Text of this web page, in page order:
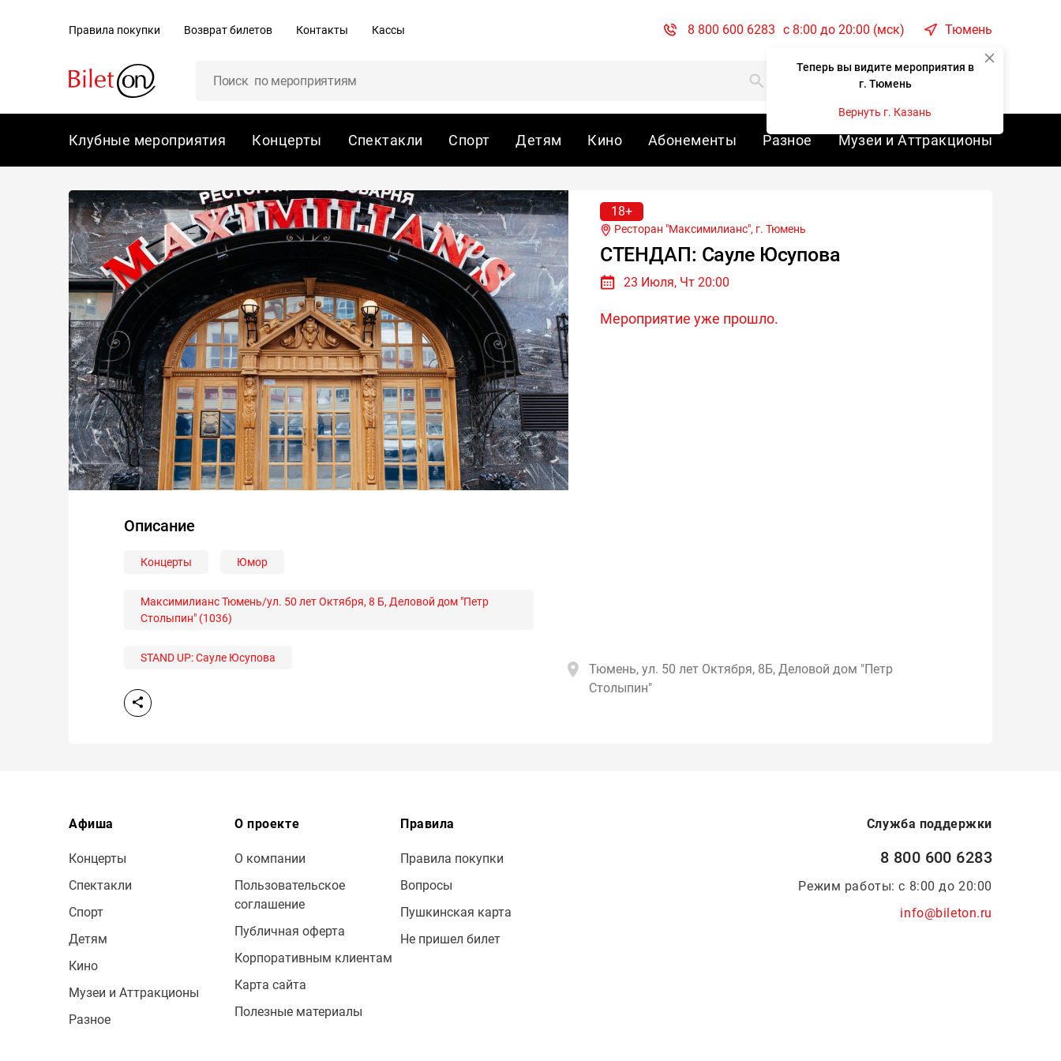
Правила покупки Возврат билетов Контакты Кассы 8 800 600 6283 c 8:00 до 20:00 (мск) Тюмень
Теперь вы видите мероприятия в
г. Тюмень
Вернуть г. Казань
Корзина
Клубные мероприятия Концерты Спектакли Спорт Детям Кино Абонементы Разное Музеи и Аттракционы
18+
Ресторан "Максимилианс", г. Тюмень
СТЕНДАП: Сауле Юсупова
23 Июля, Чт 20:00
Мероприятие уже прошло.
Описание
Концерты Юмор
Максимилианс Тюмень/ул. 50 лет Октября, 8 Б, Деловой дом "Петр
Столыпин" (1036)
STAND UP: Сауле Юсупова
Тюмень, ул. 50 лет Октября, 8Б, Деловой дом "Петр
Столыпин"
Афиша
Концерты
Спектакли
Спорт
Детям
Кино
Музеи и Аттракционы
Разное
О проекте
О компании
Пользовательское
соглашение
Публичная оферта
Корпоративным клиентам
Карта сайта
Полезные материалы
Правила
Правила покупки
Вопросы
Пушкинская карта
Не пришел билет
Служба поддержки
8 800 600 6283
Режим работы: с 8:00 до 20:00
info@bileton.ru